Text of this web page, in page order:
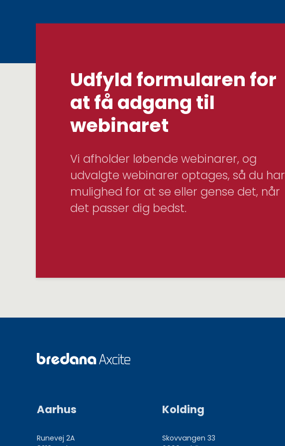
Udfyld formularen for
at få adgang til
webinaret
Vi afholder løbende webinarer, og
udvalgte webinarer optages, så du har
mulighed for at se eller gense det, når
det passer dig bedst.
Aarhus
Runevej 2A
Kolding
Skovvangen 33